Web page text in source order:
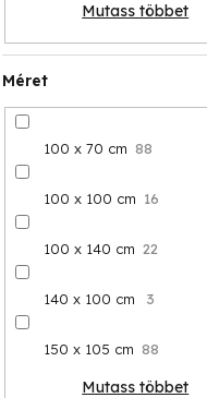
Méret
100 x 70 cm 88
100 x 100 cm 16
100 x 140 cm 22
140 x 100 cm 3
150 x 105 cm 88
Mutass többet
Mutass többet